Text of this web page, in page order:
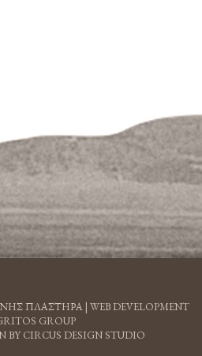
ΠΛΑΣΤΗΡΑ | WEB DEVELOPMENT
GROUP
BY CIRCUS DESIGN STUDIO